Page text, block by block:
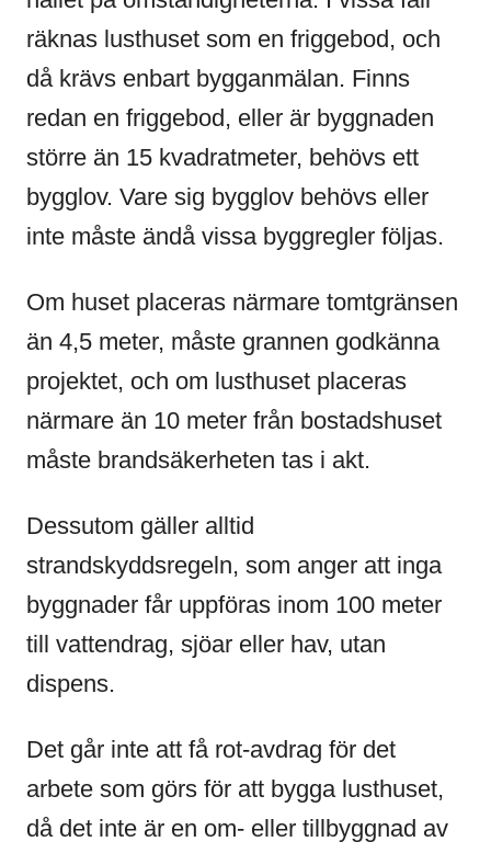
räknas lusthuset som en friggebod, och
då krävs enbart bygganmälan. Finns
redan en friggebod, eller är byggnaden
större än 15 kvadratmeter, behövs ett
bygglov. Vare sig bygglov behövs eller
inte måste ändå vissa byggregler följas.
Om huset placeras närmare tomtgränsen
än 4,5 meter, måste grannen godkänna
projektet, och om lusthuset placeras
närmare än 10 meter från bostadshuset
måste brandsäkerheten tas i akt.
Dessutom gäller alltid
strandskyddsregeln, som anger att inga
byggnader får uppföras inom 100 meter
till vattendrag, sjöar eller hav, utan
dispens.
Det går inte att få rot-avdrag för det
arbete som görs för att bygga lusthuset,
då det inte är en om- eller tillbyggnad av